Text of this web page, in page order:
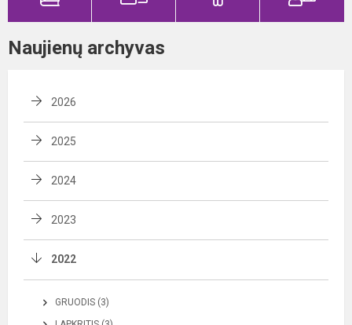
Naujienų archyvas
2026
2025
2024
2023
2022
GRUODIS (3)